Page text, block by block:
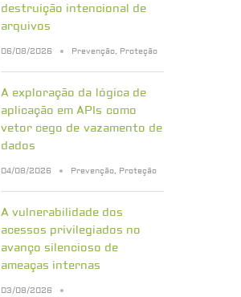
destruição intencional de
arquivos
06/08/2026 Prevenção, Proteção
A exploração da lógica de
aplicação em APIs como
vetor cego de vazamento de
dados
04/08/2026 Prevenção, Proteção
A vulnerabilidade dos
acessos privilegiados no
avanço silencioso de
ameaças internas
03/08/2026